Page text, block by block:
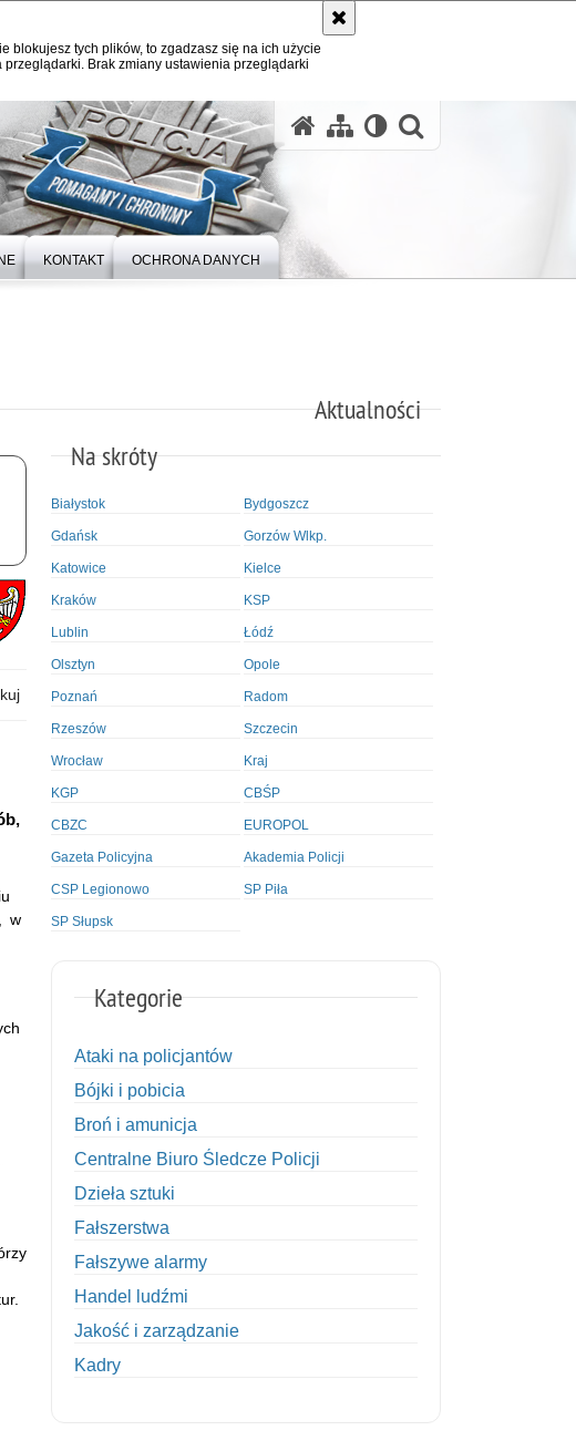
blokujesz tych plików, to zgadzasz się na ich użycie
Brak zmiany ustawienia przeglądarki
KONTAKT OCHRONA DANYCH
Aktualności
w
Na skróty
Białystok Bydgoszcz
Gdańsk Gorzów Wlkp.
Katowice Kielce
Kraków KSP
Lublin Łódź
Olsztyn Opole
Poznań Radom
Rzeszów Szczecin
Wrocław Kraj
KGP CBŚP
CBZC EUROPOL
Gazeta Policyjna Akademia Policji
CSP Legionowo SP Piła
SP Słupsk
Kategorie
Ataki na policjantów
Bójki i pobicia
Broń i amunicja
Centralne Biuro Śledcze Policji
Dzieła sztuki
Fałszerstwa
Fałszywe alarmy
Handel ludźmi
Jakość i zarządzanie
Kadry